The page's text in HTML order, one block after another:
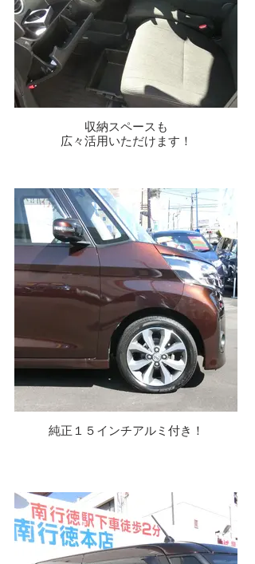
収納スペースも
広々活用いただけます！
純正１５インチアルミ付き！